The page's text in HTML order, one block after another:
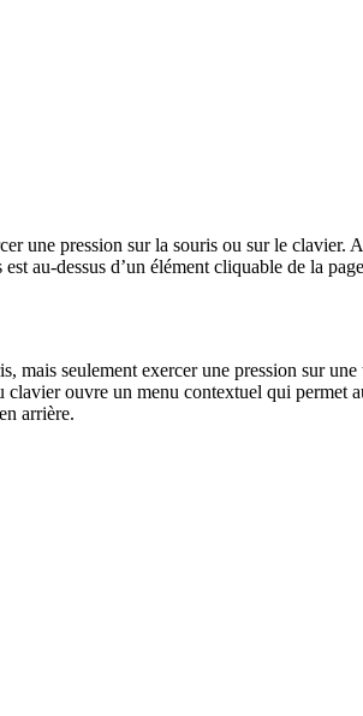
une pression sur la souris ou sur le
au-dessus d’un élément cliquable de la
mais seulement exercer une pression sur
ouvre un menu contextuel qui
arrière.